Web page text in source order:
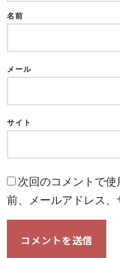
名前
メール
サイト
次回のコメントで
前、メールアドレス、